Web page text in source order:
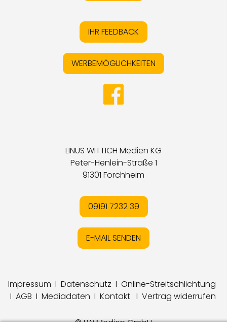
IHR FEEDBACK
WERBEMÖGLICHKEITEN
LINUS WITTICH Medien KG
Peter-Henlein-Straße 1
91301 Forchheim
09191 7232 39
E-MAIL SENDEN
Impressum I Datenschutz I Online-Streitschlichtung
I AGB I Mediadaten I Kontakt I Vertrag widerrufen
© LW Medien GmbH